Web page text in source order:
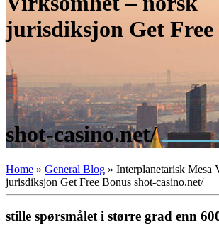
jurisdiksjon Get Free
shot-casino.net/
Home » General Blog » Interplanetarisk Mesa
jurisdiksjon Get Free Bonus shot-casino.net/
stille spørsmålet i større grad enn